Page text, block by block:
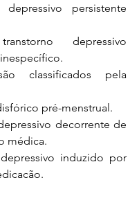
persistente
depressivo
classificados pela
pré-menstrual.
decorrente de
médica.
induzido por